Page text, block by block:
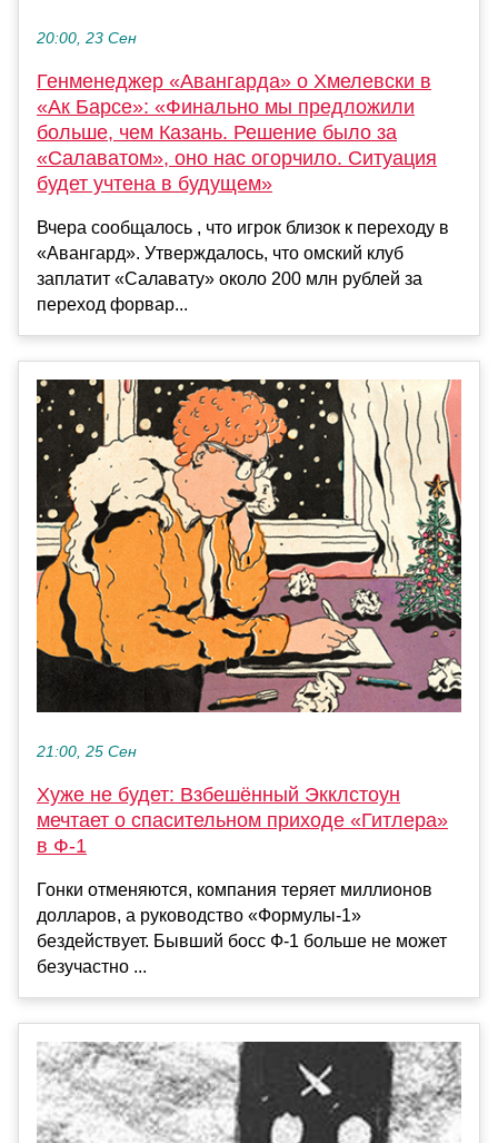
20:00, 23 Сен
Генменеджер «Авангарда» о Хмелевски в
«Ак Барсе»: «Финально мы предложили
больше, чем Казань. Решение было за
«Салаватом», оно нас огорчило. Ситуация
будет учтена в будущем»
Вчера сообщалось , что игрок близок к переходу в
«Авангард». Утверждалось, что омский клуб
заплатит «Салавату» около 200 млн рублей за
переход форвар...
21:00, 25 Сен
Хуже не будет: Взбешённый Экклстоун
мечтает о спасительном приходе «Гитлера»
в Ф-1
Гонки отменяются, компания теряет миллионов
долларов, а руководство «Формулы-1»
бездействует. Бывший босс Ф-1 больше не может
безучастно ...